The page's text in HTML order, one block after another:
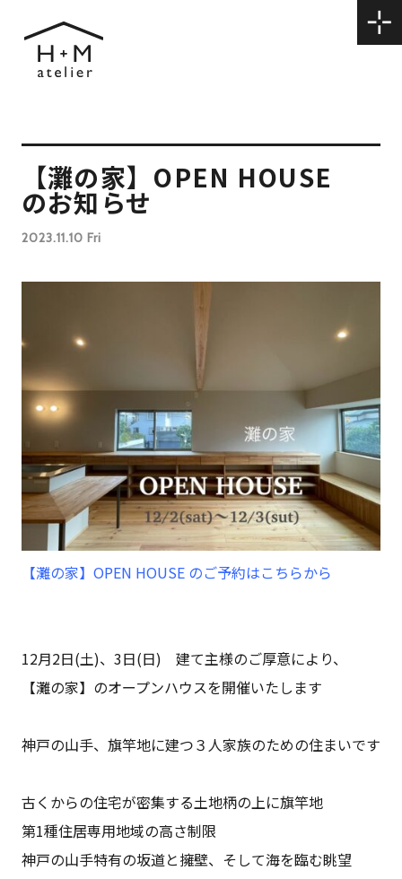
【灘の家】OPEN HOUSE
のお知らせ
2023.11.10 Fri
【灘の家】OPEN HOUSE のご予約はこちらから
12月2日(土)、3日(日) 建て主様のご厚意により、
【灘の家】のオープンハウスを開催いたします
神戸の山手、旗竿地に建つ３人家族のための住まいです
古くからの住宅が密集する土地柄の上に旗竿地
第1種住居専用地域の高さ制限
神戸の山手特有の坂道と擁壁、そして海を臨む眺望